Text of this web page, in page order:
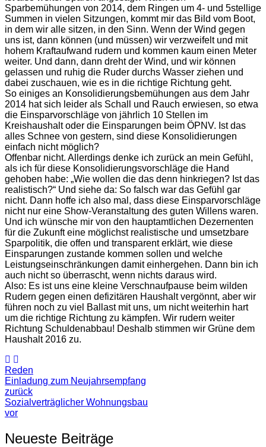
Sparbemühungen von 2014, dem Ringen um 4- und 5stellige
Summen in vielen Sitzungen, kommt mir das Bild vom Boot,
in dem wir alle sitzen, in den Sinn. Wenn der Wind gegen
uns ist, dann können (und müssen) wir verzweifelt und mit
hohem Kraftaufwand rudern und kommen kaum einen Meter
weiter. Und dann, dann dreht der Wind, und wir können
gelassen und ruhig die Ruder durchs Wasser ziehen und
dabei zuschauen, wie es in die richtige Richtung geht.
So einiges an Konsolidierungsbemühungen aus dem Jahr
2014 hat sich leider als Schall und Rauch erwiesen, so etwa
die Einsparvorschläge von jährlich 10 Stellen im
Kreishaushalt oder die Einsparungen beim ÖPNV. Ist das
alles Schnee von gestern, sind diese Konsolidierungen
einfach nicht möglich?
Offenbar nicht. Allerdings denke ich zurück an mein Gefühl,
als ich für diese Konsolidierungsvorschläge die Hand
gehoben habe: „Wie wollen die das denn hinkriegen? Ist das
realistisch?“ Und siehe da: So falsch war das Gefühl gar
nicht. Dann hoffe ich also mal, dass diese Einsparvorschläge
nicht nur eine Show-Veranstaltung des guten Willens waren.
Und ich wünsche mir von den hauptamtlichen Dezernenten
für die Zukunft eine möglichst realistische und umsetzbare
Sparpolitik, die offen und transparent erklärt, wie diese
Einsparungen zustande kommen sollen und welche
Leistungseinschränkungen damit einhergehen. Dann bin ich
auch nicht so überrascht, wenn nichts daraus wird.
Also: Es ist uns eine kleine Verschnaufpause beim wilden
Rudern gegen einen defizitären Haushalt vergönnt, aber wir
führen noch zu viel Ballast mit uns, um nicht weiterhin hart
um die richtige Richtung zu kämpfen. Wir rudern weiter
Richtung Schuldenabbau! Deshalb stimmen wir Grüne dem
Haushalt 2016 zu.
Reden
Einladung zum Neujahrsempfang
zurück
Sozialverträglicher Wohnungsbau
vor
Neueste Beiträge